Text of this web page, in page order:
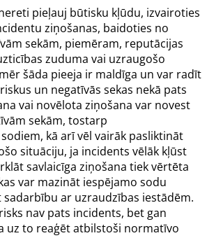
pieļauj būtisku kļūdu, izvairoties
ziņošanas, baidoties no
sekām, piemēram, reputācijas
zuduma vai uzraugošo
šāda pieeja ir maldīga un var radīt
un negatīvās sekas nekā pats
vai novēlota ziņošana var novest
sekām, tostarp
kā arī vēl vairāk pasliktināt
situāciju, ja incidents vēlāk kļūst
savlaicīga ziņošana tiek vērtēta
var mazināt iespējamo sodu
ar uzraudzības iestādēm.
nav pats incidents, bet gan
uz to reaģēt atbilstoši normatīvo